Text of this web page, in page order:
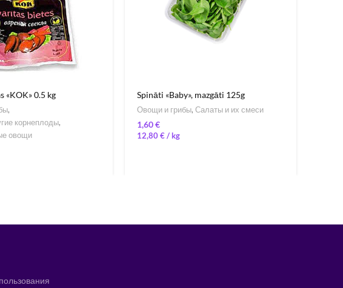
«KOK» 0.5 kg
,
корнеплоды,
овощи
Spināti «Baby», mazgāti 125g
Овощи и грибы, Салаты и их смеси
€
12,80€/